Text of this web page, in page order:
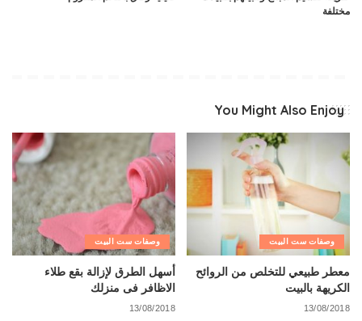
مختلفة
You Might Also Enjoy
وصفات ست البيت
معطر طبيعي للتخلص من الروائح
الكريهة بالبيت
13/08/2018
وصفات ست البيت
أسهل الطرق لإزالة بقع طلاء
الاظافر فى منزلك
13/08/2018